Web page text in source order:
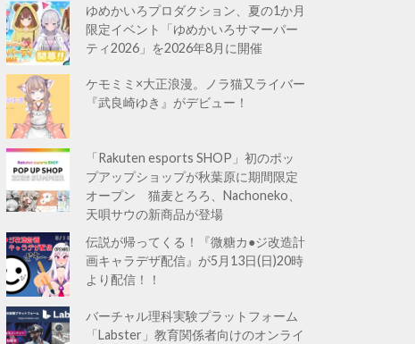
ゆめかいろプロダクション、夏の1か月
限定イベント「ゆめかいろサマーパー
ティ2026」を2026年8月に開催
ケモミミ×大正浪漫。ノラ猫又ライバー
『武良崎ゆき』がデビュー！
「Rakuten esports SHOP」初のポッ
プアップショップが秋葉原に期間限定
オープン 猫麦とろろ、Nachoneko、
天唄サウの新商品が登場
伝説が帰ってくる！『微糖カ●ジ改造計
画キャラデザ配信』が5月13日(日)20時
より配信！！
バーチャル理科実験プラットフォーム
「Labster」教育関係者向けのオンライ